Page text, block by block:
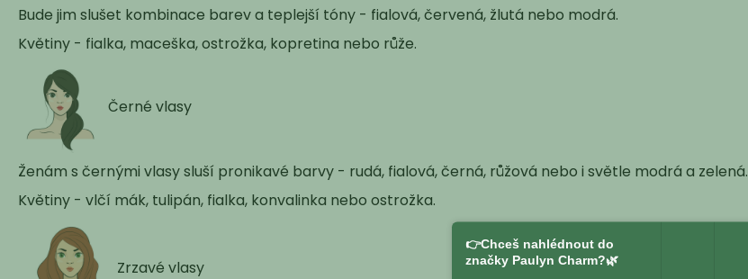
Bude jim slušet kombinace barev a teplejší tóny - fialová, červená, žlutá nebo modrá.
Květiny - fialka, maceška, ostrožka, kopretina nebo růže.
Černé vlasy
Ženám s černými vlasy sluší pronikavé barvy - rudá, fialová, černá, růžová nebo i světle modrá a zelená.
Květiny - vlčí mák, tulipán, fialka, konvalinka nebo ostrožka.
Zrzavé vlasy
👉Chceš nahlédnout do
značky Paulyn Charm?🌿